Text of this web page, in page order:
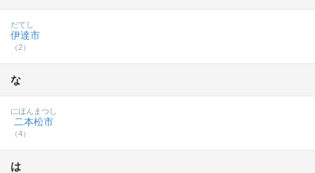
伊達市
（2）
だてし
な
二本松市
（4）
にほんまつし
は